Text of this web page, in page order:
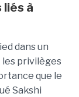
à
dans un
privilèges
que le
Sakshi